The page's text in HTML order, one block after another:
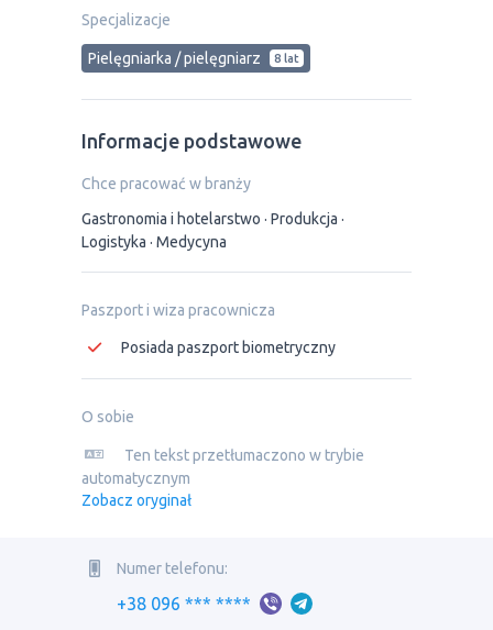
Specjalizacje
Pielęgniarka / pielęgniarz 8 lat
Informacje podstawowe
Chce pracować w branży
Gastronomia i hotelarstwo
Produkcja
Logistyka
Medycyna
Paszport i wiza pracownicza
Posiada paszport biometryczny
O sobie
Ten tekst przetłumaczono w trybie
automatycznym
Zobacz oryginał
Numer telefonu:
+38 096 *** ****